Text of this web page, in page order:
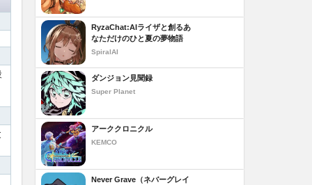
RyzaChat:AIライザと創るあ
なただけのひと夏の夢物語
SpiralAI
ダンジョン見聞録
Super Planet
アーククロニクル
KEMCO
Never Grave（ネバーグレイ